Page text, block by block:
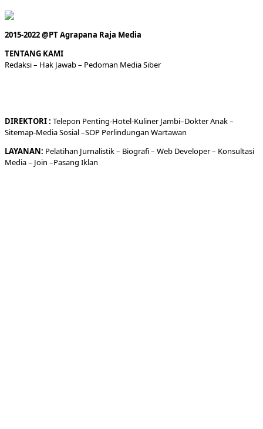
2015-2022 @PT Agrapana Raja Media
TENTANG KAMI
Redaksi– Hak Jawab – Pedoman Media Siber
DIREKTORI: Telepon Penting-Hotel-KulinerJambi–DokterAnak –
Sitemap-Media Sosial –SOP Perlindungan Wartawan
LAYANAN: Pelatihan Jurnalistik – Biografi– Web Developer– Konsultasi
Media– Join –Pasang Iklan